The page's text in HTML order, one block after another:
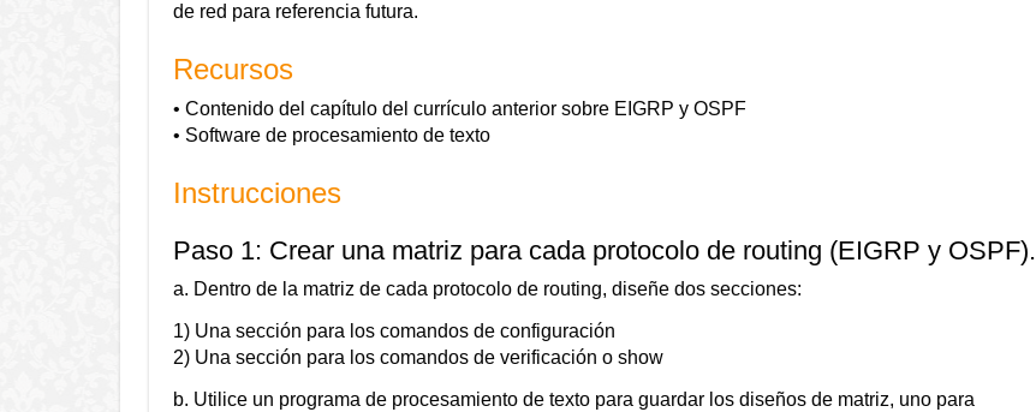
de red para referencia futura.
Recursos
• Contenido del capítulo del currículo anterior sobre EIGRP y OSPF
• Software de procesamiento de texto
Instrucciones
Paso 1: Crear una matriz para cada protocolo de routing (EIGRP y OSPF).
a. Dentro de la matriz de cada protocolo de routing, diseñe dos secciones:
1) Una sección para los comandos de configuración
2) Una sección para los comandos de verificación o show
b. Utilice un programa de procesamiento de texto para guardar los diseños de matriz, uno para